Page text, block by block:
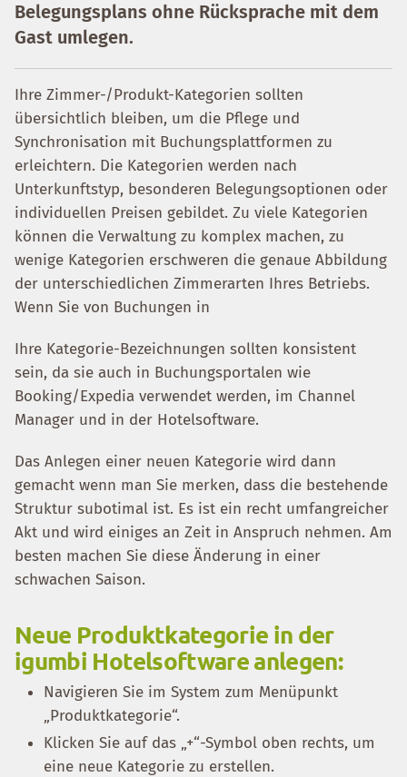
Belegungsplans ohne Rücksprache mit dem
Gast umlegen.
Ihre Zimmer-/Produkt-Kategorien sollten
übersichtlich bleiben, um die Pflege und
Synchronisation mit Buchungsplattformen zu
erleichtern. Die Kategorien werden nach
Unterkunftstyp, besonderen Belegungsoptionen oder
individuellen Preisen gebildet. Zu viele Kategorien
können die Verwaltung zu komplex machen, zu
wenige Kategorien erschweren die genaue Abbildung
der unterschiedlichen Zimmerarten Ihres Betriebs.
Wenn Sie von Buchungen in
Ihre Kategorie-Bezeichnungen sollten konsistent
sein, da sie auch in Buchungsportalen wie
Booking/Expedia verwendet werden, im Channel
Manager und in der Hotelsoftware.
Das Anlegen einer neuen Kategorie wird dann
gemacht wenn man Sie merken, dass die bestehende
Struktur subotimal ist. Es ist ein recht umfangreicher
Akt und wird einiges an Zeit in Anspruch nehmen. Am
besten machen Sie diese Änderung in einer
schwachen Saison.
Neue Produktkategorie in der
igumbi Hotelsoftware anlegen:
Navigieren Sie im System zum Menüpunkt
„Produktkategorie“.
Klicken Sie auf das „+“-Symbol oben rechts, um
eine neue Kategorie zu erstellen.